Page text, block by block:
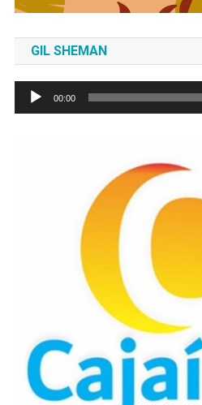
GIL SHEMAN
Tocador
00:00